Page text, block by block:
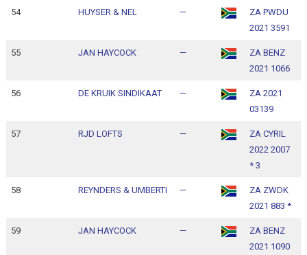
54 HUYSER & NEL —
ZA PWDU
2021 3591
55 JAN HAYCOCK —
ZA BENZ
2021 1066
56 DE KRUIK SINDIKAAT —
ZA 2021
03139
57 RJD LOFTS —
ZA CYRIL
2022 2007
* 3
58 REYNDERS & UMBERTI —
ZA ZWDK
2021 883 *
59 JAN HAYCOCK —
ZA BENZ
2021 1090